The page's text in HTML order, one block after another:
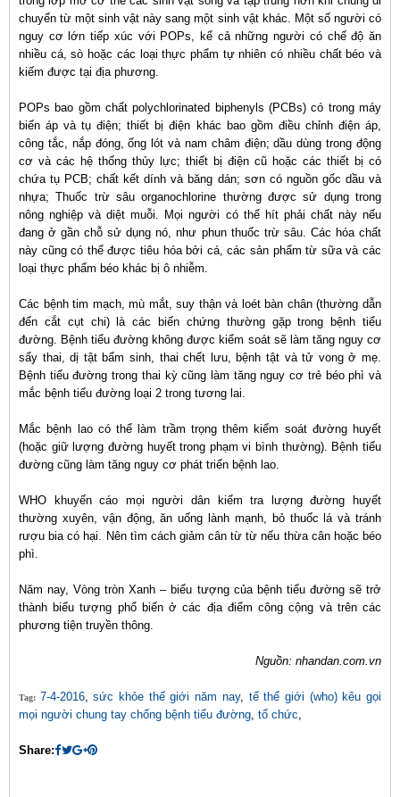
chuyển từ một sinh vật này sang một sinh vật khác. Một số người có
nguy cơ lớn tiếp xúc với POPs, kể cả những người có chế độ ăn
nhiều cá, sò hoặc các loại thực phẩm tự nhiên có nhiều chất béo và
kiếm được tại địa phương.
POPs bao gồm chất polychlorinated biphenyls (PCBs) có trong máy
biến áp và tụ điện; thiết bị điện khác bao gồm điều chỉnh điện áp,
công tắc, nắp đóng, ống lót và nam châm điện; dầu dùng trong động
cơ và các hệ thống thủy lực; thiết bị điện cũ hoặc các thiết bị có
chứa tụ PCB; chất kết dính và băng dán; sơn có nguồn gốc dầu và
nhựa; Thuốc trừ sâu organochlorine thường được sử dụng trong
nông nghiệp và diệt muỗi. Mọi người có thể hít phải chất này nếu
đang ở gần chỗ sử dụng nó, như phun thuốc trừ sâu. Các hóa chất
này cũng có thể được tiêu hóa bởi cá, các sản phẩm từ sữa và các
loại thực phẩm béo khác bị ô nhiễm.
Các bệnh tim mạch, mù mắt, suy thận và loét bàn chân (thường dẫn
đến cắt cụt chi) là các biến chứng thường gặp trong bệnh tiểu
đường. Bệnh tiểu đường không được kiểm soát sẽ làm tăng nguy cơ
sẩy thai, dị tật bẩm sinh, thai chết lưu, bệnh tật và tử vong ở mẹ.
Bệnh tiểu đường trong thai kỳ cũng làm tăng nguy cơ trẻ béo phì và
mắc bệnh tiểu đường loại 2 trong tương lai.
Mắc bệnh lao có thể làm trầm trọng thêm kiểm soát đường huyết
(hoặc giữ lượng đường huyết trong phạm vi bình thường). Bệnh tiểu
đường cũng làm tăng nguy cơ phát triển bệnh lao.
WHO khuyến cáo mọi người dân kiểm tra lượng đường huyết
thường xuyên, vận động, ăn uống lành mạnh, bỏ thuốc lá và tránh
rượu bia có hại. Nên tìm cách giảm cân từ từ nếu thừa cân hoặc béo
phì.
Năm nay, Vòng tròn Xanh – biểu tượng của bệnh tiểu đường sẽ trở
thành biểu tượng phổ biến ở các địa điểm công cộng và trên các
phương tiện truyền thông.
Nguồn: nhandan.com.vn
Tag: 7-4-2016,sức khỏe thế giới năm nay, tế thế giới (who) kêu gọi
mọi người chung tay chống bệnh tiểu đường, tổ chức,
Share: